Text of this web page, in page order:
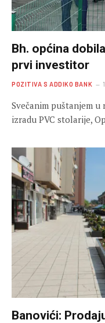
Bh. općina
prvi investitor
POZITIVA S ADDIKO BANK
Svečanim puštanjem
izradu PVC stolarije,
Banovići: